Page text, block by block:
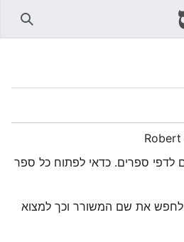
לדפי ספרים. כדאי לפתוח כל ספר
את שם המשורר וכך למצוא